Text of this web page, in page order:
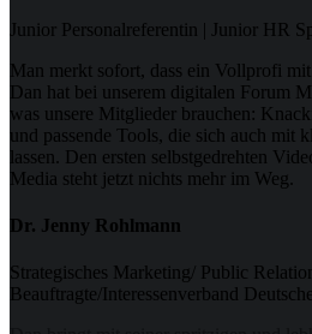
Junior Personalreferentin | Junior HR
Man merkt sofort, dass ein Vollprofi
Dan hat bei unserem digitalen Forum
was unsere Mitglieder brauchen:
und passende Tools, die sich auch mit
lassen. Den ersten selbstgedrehten
Media steht jetzt nichts mehr im Weg.
Dr. Jenny Rohlmann
Strategisches Marketing/ Public
Beauftragte/Interessenverband